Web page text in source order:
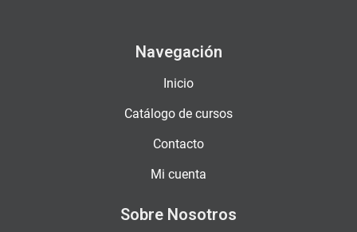
Navegación
Inicio
Catálogo de cursos
Contacto
Mi cuenta
Sobre Nosotros